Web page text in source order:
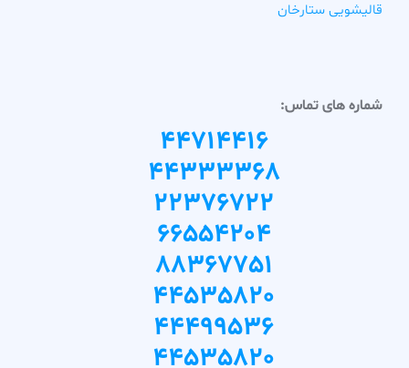
قالیشویی ستارخان
شماره های تماس:
44714416
44333368
22376722
66554204
88367751
44535820
44499536
44535820